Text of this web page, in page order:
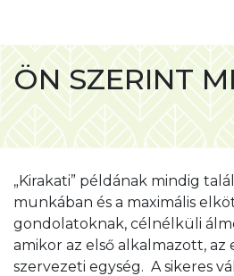
ÖN SZERINT
EGY
„Kirakati” példának mindig
munkában és a maximális
gondolatoknak, célnélküli
amikor az első alkalmazott,
szervezeti egység. A sikeres